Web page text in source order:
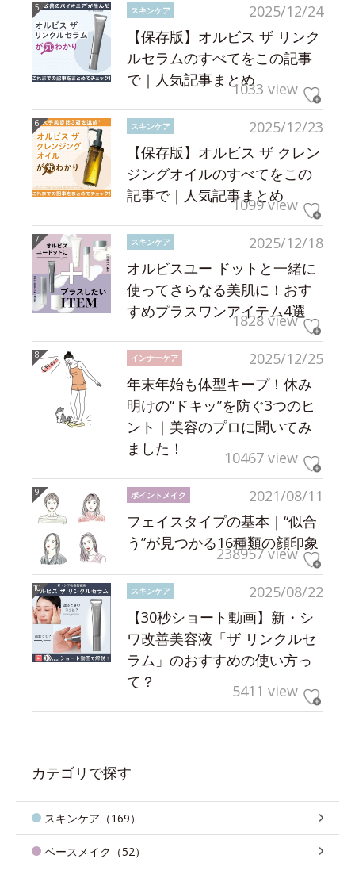
2025/12/24
スキンケア
【保存版】オルビス ザ リンク
ルセラムのすべてをこの記事
で｜人気記事まとめ1033 view
2025/12/23
スキンケア
【保存版】オルビス ザ クレン
ジングオイルのすべてをこの
記事で｜人気記事まとめ
1099 view
2025/12/18
スキンケア
オルビスユー ドットと一緒に
使ってさらなる美肌に！おす
すめプラスワンアイテム4選
1828 view
2025/12/25
インナーケア
年末年始も体型キープ！休み
明けの“ドキッ”を防ぐ3つのヒ
ント｜美容のプロに聞いてみ
ました！
10467 view
2021/08/11
ポイントメイク
フェイスタイプの基本｜“似合
う”が見つかる16種類の顔印象
238957 view
2025/08/22
スキンケア
【30秒ショート動画】新・シ
ワ改善美容液「ザ リンクルセ
ラム」のおすすめの使い方っ
て？
5411 view
カテゴリで探す
スキンケア（169）
ベースメイク（52）